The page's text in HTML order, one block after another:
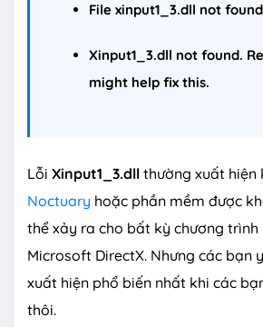
File xinput1_3.dll not found
Xinput1_3.dll not found.
might help fix this.
Lỗi Xinput1_3.dll thường xuất hiện
Noctuary hoặc phần mềm được
thể xảy ra cho bất kỳ chương
Microsoft DirectX. Nhưng các bạn
xuất hiện phổ biến nhất khi các
thôi.